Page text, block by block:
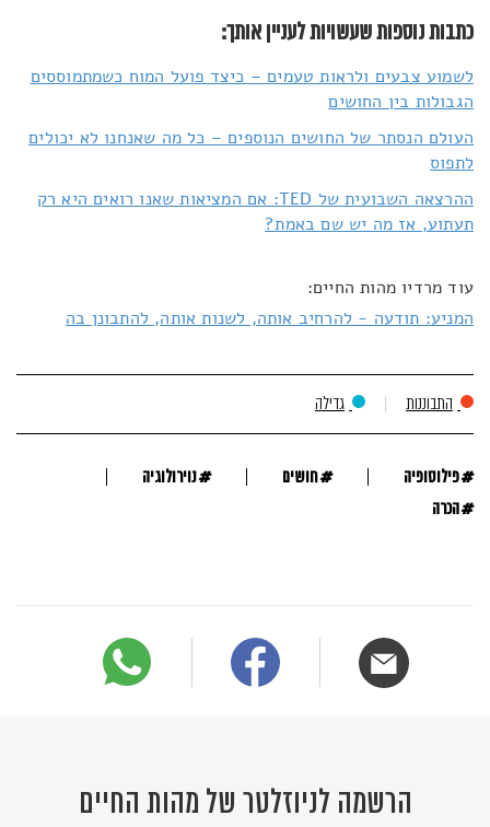
כתבות נוספות שעשויות לעניין אותך:
לשמוע צבעים ולראות טעמים – כיצד פועל המוח כשמתמוססים
הגבולות בין החושים
העולם הנסתר של החושים הנוספים – כל מה שאנחנו לא יכולים
לתפוס
ההרצאה השבועית של TED: אם המציאות שאנו רואים היא רק
תעתוע, אז מה יש שם באמת?
עוד מרדיו מהות החיים:
המניע: תודעה - להרחיב אותה, לשנות אותה, להתבונן בה
התבוננות גדילה
#פילוסופיה #חושים #נוירולוגיה
#הכרה
הרשמה לניוזלטר של מהות החיים